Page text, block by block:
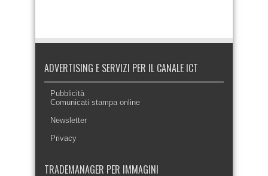
ADVERTISING E SERVIZI PER IL CANALE ICT
Pubblicità
Comunicati stampa online
Newsletter
Privacy
TRADEMANAGER PER IMMAGINI